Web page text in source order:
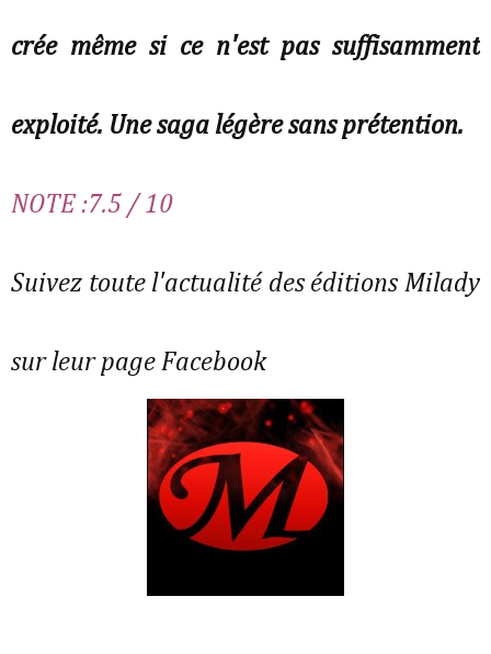
crée même si ce n'est pas suffisamment
exploité. Une saga légère sans prétention.
NOTE :7.5 / 10
Suivez toute l'actualité des éditions Milady
sur leur page Facebook